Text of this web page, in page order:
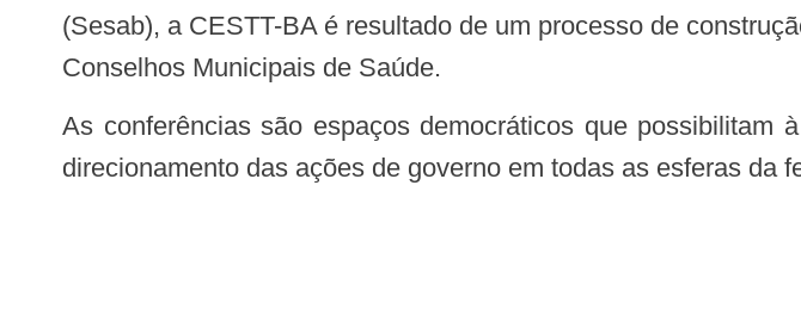
(Sesab), a CESTT-BA é resultado de um processo de
Conselhos Municipais de Saúde.
As conferências são espaços democráticos que possibilitam à população contribuir para a formulação de políticas públicas e
direcionamento das ações de governo em todas as esferas da